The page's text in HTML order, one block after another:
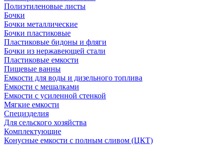
Полиэтиленовые листы
Бочки
Бочки металлические
Бочки пластиковые
Пластиковые бидоны и фляги
Бочки из нержавеющей стали
Пластиковые емкости
Пищевые ванны
Емкости для воды и дизельного топлива
Емкости с мешалками
Емкости с усиленной стенкой
Мягкие емкости
Специзделия
Для сельского хозяйства
Комплектующие
Конусные емкости с полным сливом (ЦКТ)